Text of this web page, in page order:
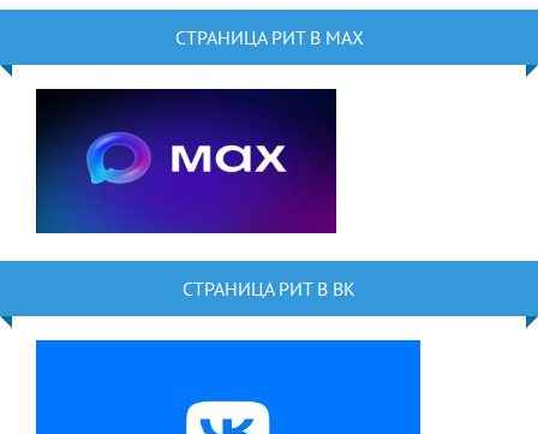
СТРАНИЦА РИТ В MAX
СТРАНИЦА РИТ В ВК